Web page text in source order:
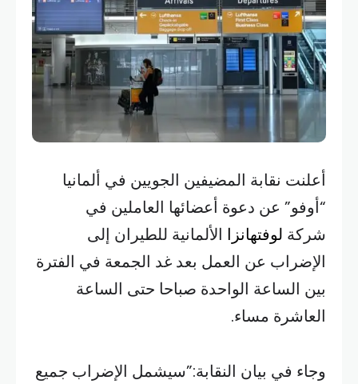
أعلنت نقابة المضيفين الجويين في ألمانيا
“أوفو” عن دعوة أعضائها العاملين في
شركة لوفتهانزا الألمانية للطيران إلى
الإضراب عن العمل بعد غد الجمعة في الفترة
بين الساعة الواحدة صباحا حتى الساعة
العاشرة مساء.
وجاء في بيان النقابة:”سيشمل الإضراب جميع